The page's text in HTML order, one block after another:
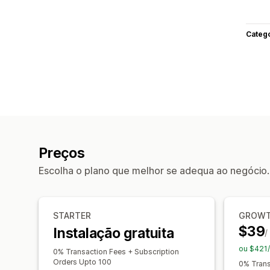
Preços
Escolha o plano que melhor se adequa ao negócio.
STARTER
Instalação gratuita
0% Transaction Fees + Subscription
Orders Upto 100
$39/
ou
0%